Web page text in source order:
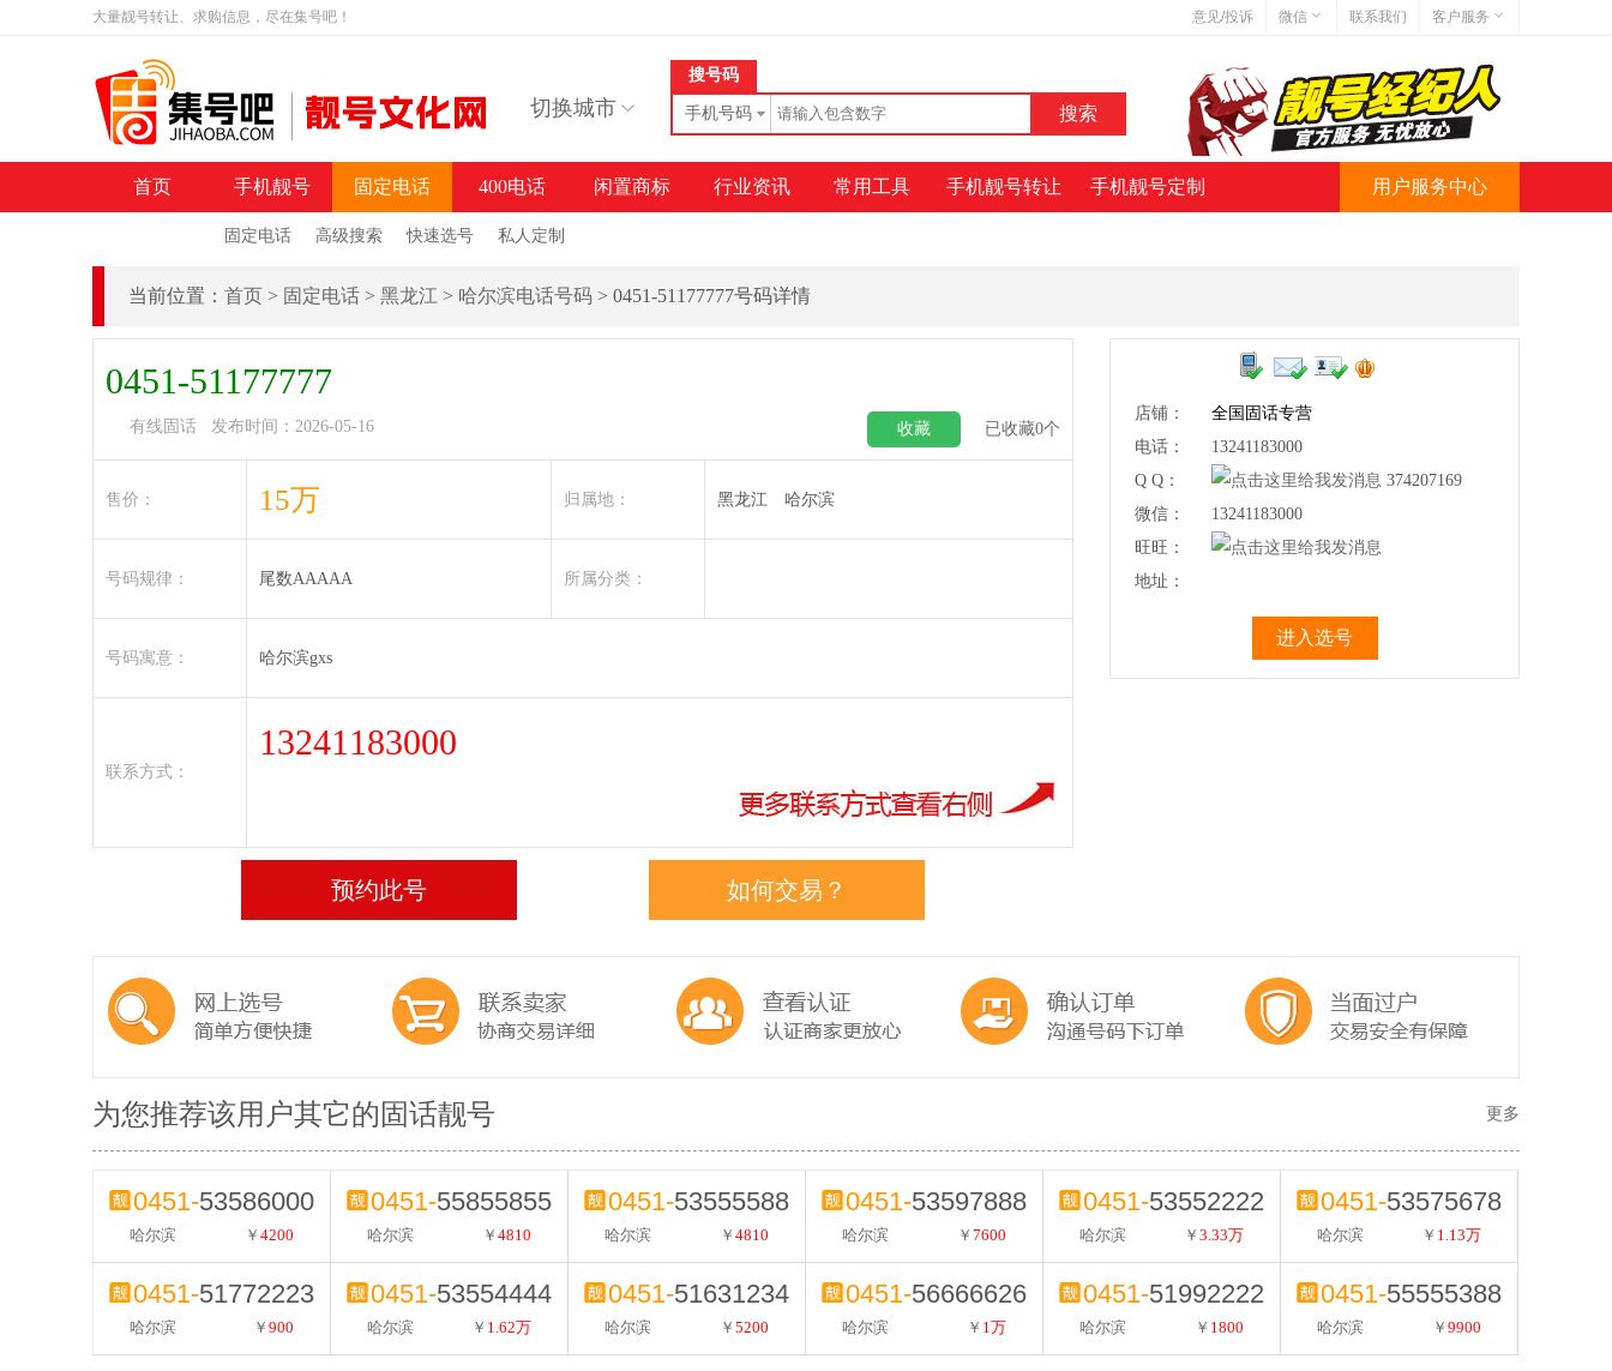
大量靓号转让、求购信息，尽在集号吧！ 意见/投诉 微信
微信号:jihaoba999
联系我们
客户服务
网站地图
网站简介
切换城市
搜号码
手机号码
首页 手机靓号 固定电话
固定电话 高级搜索 快速选号 私人定制
400电话 闲置商标 行业资讯 常用工具 手机靓号转让 手机靓号定制 用户服务中心
当前位置： 首页 > 固定电话 > 黑龙江 > 哈尔滨电话号码 > 0451-51177777号码详情
0451-51177777
有线固话 发布时间：2026-05-16 收藏 已收藏0个
售价： 15万 归属地： 黑龙江 哈尔滨
号码规律： 尾数AAAAA 所属分类：
号码寓意： 哈尔滨gxs
联系方式：
13241183000
预约此号 如何交易？
店铺：
全国固话专营
电话：
13241183000
Q Q：
374207169
微信：
13241183000
旺旺：
地址：
进入选号
更多
为您推荐该用户其它的固话靓号
0451-53586000
哈尔滨 ￥4200
0451-55855855
哈尔滨 ￥4810
0451-53555588
哈尔滨 ￥4810
0451-53597888
哈尔滨 ￥7600
0451-53552222
哈尔滨 ￥3.33万
0451-53575678
哈尔滨 ￥ 1.13万
0451-51772223
哈尔滨 ￥900
0451-53554444
哈尔滨 ￥ 1.62万
0451-51631234
哈尔滨 ￥5200
0451-56666626
哈尔滨 ￥ 1万
0451-51992222
哈尔滨 ￥ 1800
0451-55555388
哈尔滨 ￥9900